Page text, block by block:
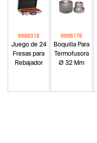
Juego de 24
Fresas para
Rebajador
9998318
Boquilla Para
Termofusora
Ø 32 Mm
9998176